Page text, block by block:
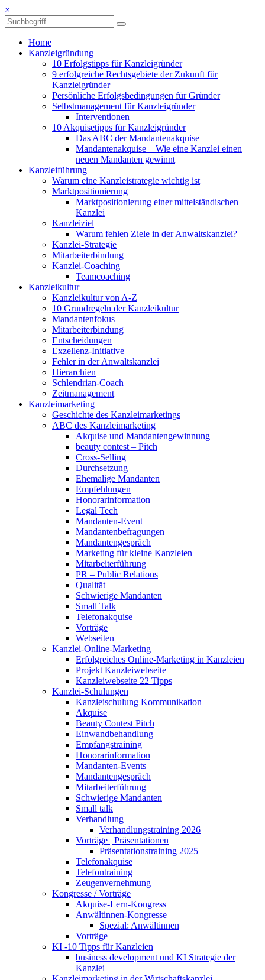
×
Home
Kanzleigründung
10 Erfolgstipps für Kanzleigründer
9 erfolgreiche Rechtsgebiete der Zukunft für
Kanzleigründer
Persönliche Erfolgsbedingungen für Gründer
Selbstmanagement für Kanzleigründer
Interventionen
10 Akquisetipps für Kanzleigründer
Das ABC der Mandantenakquise
Mandantenakquise – Wie eine Kanzlei einen
neuen Mandanten gewinnt
Kanzleiführung
Warum eine Kanzleistrategie wichtig ist
Marktpositionierung
Marktpositionierung einer mittelständischen
Kanzlei
Kanzleiziel
Warum fehlen Ziele in der Anwaltskanzlei?
Kanzlei-Strategie
Mitarbeiterbindung
Kanzlei-Coaching
Teamcoaching
Kanzleikultur
Kanzleikultur von A-Z
10 Grundregeln der Kanzleikultur
Mandantenfokus
Mitarbeiterbindung
Entscheidungen
Exzellenz-Initiative
Fehler in der Anwaltskanzlei
Hierarchien
Schlendrian-Coach
Zeitmanagement
Kanzleimarketing
Geschichte des Kanzleimarketings
ABC des Kanzleimarketing
Akquise und Mandantengewinnung
beauty contest – Pitch
Cross-Selling
Durchsetzung
Ehemalige Mandanten
Empfehlungen
Honorarinformation
Legal Tech
Mandanten-Event
Mandantenbefragungen
Mandantengespräch
Marketing für kleine Kanzleien
Mitarbeiterführung
PR – Public Relations
Qualität
Schwierige Mandanten
Small Talk
Telefonakquise
Vorträge
Webseiten
Kanzlei-Online-Marketing
Erfolgreiches Online-Marketing in Kanzleien
Projekt Kanzleiwebseite
Kanzleiwebseite 22 Tipps
Kanzlei-Schulungen
Kanzleischulung Kommunikation
Akquise
Beauty Contest Pitch
Einwandbehandlung
Empfangstraining
Honorarinformation
Mandanten-Events
Mandantengespräch
Mitarbeiterführung
Schwierige Mandanten
Small talk
Verhandlung
Verhandlungstraining 2026
Vorträge | Präsentationen
Präsentationstraining 2025
Telefonakquise
Telefontraining
Zeugenvernehmung
Kongresse / Vorträge
Akquise-Lern-Kongress
Anwältinnen-Kongresse
Spezial: Anwältinnen
Vorträge
KI -10 Tipps für Kanzleien
business development und KI Strategie der
Kanzlei